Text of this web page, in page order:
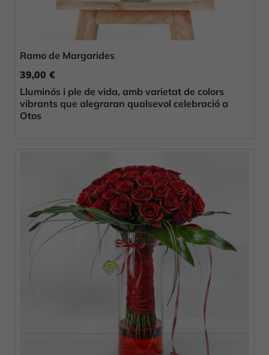
Ramo de Margarides
39,00 €
Lluminós i ple de vida, amb varietat de colors
vibrants que alegraran qualsevol celebració a
Otos